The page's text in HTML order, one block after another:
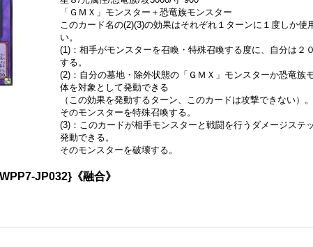
「ＧＭＸ」モンスター＋恐竜族モンスター
このカード名の(2)(3)の効果はそれぞれ１ターンに１度しか使
い。
(1)：相手がモンスターを召喚・特殊召喚する度に、自分は２
する。
(2)：自分の墓地・除外状態の「ＧＭＸ」モンスターか恐竜族
体を対象として発動できる
（この効果を発動するターン、このカードは攻撃できない）。
そのモンスターを特殊召喚する。
(3)：このカードが相手モンスターと戦闘を行うダメージステ
発動できる。
そのモンスターを破壊する。
JP032}《融合》